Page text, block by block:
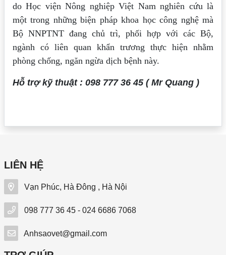
do Học viện Nông nghiệp Việt Nam nghiên cứu là
một trong những biện pháp khoa học công nghệ mà
Bộ NNPTNT đang chủ trì, phối hợp với các Bộ,
ngành có liên quan khẩn trương thực hiện nhằm
phòng chống, ngăn ngừa dịch bệnh này.
Hỗ trợ kỹ thuật : 098 777 36 45 ( Mr Quang )
LIÊN HỆ
Vạn Phúc, Hà Đông , Hà Nội
098 777 36 45 - 024 6686 7068
Anhsaovet@gmail.com